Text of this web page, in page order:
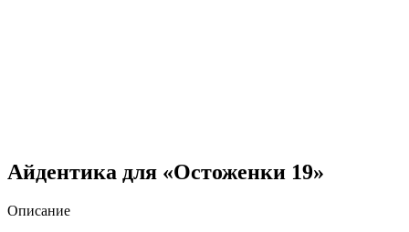
Айдентика для «Остоженки 19»
Описание